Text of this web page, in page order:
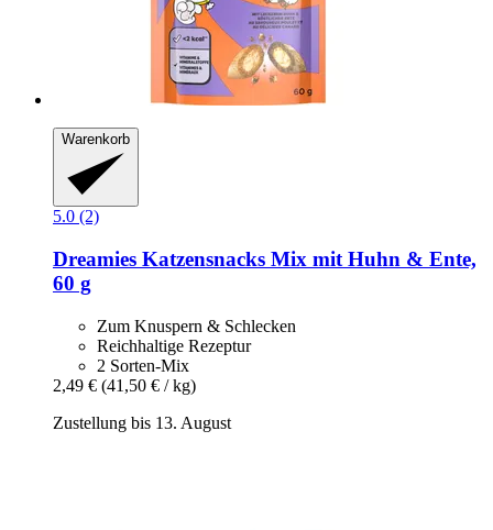
Warenkorb
5.0 (2)
Dreamies Katzensnacks Mix mit Huhn & Ente,
60 g
Zum Knuspern & Schlecken
Reichhaltige Rezeptur
2 Sorten-Mix
2,49 € (41,50 € / kg)
Zustellung bis 13. August